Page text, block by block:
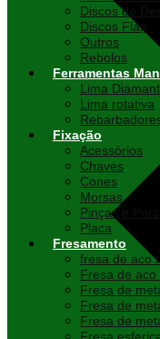
Discos de
Discos Flap
Outros
Rebolos
Ferramentas
Lima
Lima rotativa
Fixação
Acessórios
Chaves
Cones
Morsas
Pinças e
Placa
Fresamento
fresa de aco
Fresa de
Fresa de
Fresa de
Fresa de